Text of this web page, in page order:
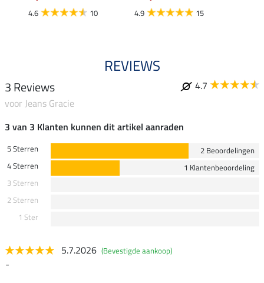
4.6 10 4.9 15
REVIEWS
3 Reviews
4.7
voor Jeans Gracie
3 van 3 Klanten kunnen dit artikel aanraden
5 Sterren
2 Beoordelingen
4 Sterren
1 Klantenbeoordeling
3 Sterren
2 Sterren
1 Ster
5.7.2026 (Bevestigde aankoop)
-